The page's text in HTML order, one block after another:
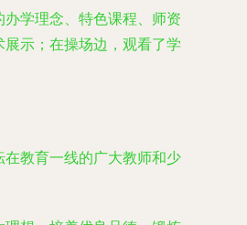
学理念、特色课程、师资
示；在操场边，观看了学
教育一线的广大教师和少